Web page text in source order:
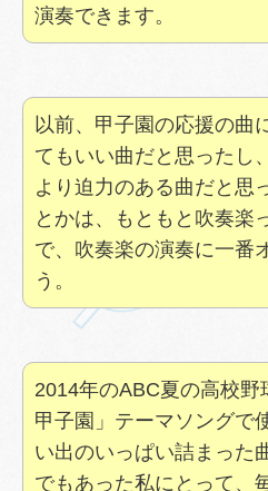
演奏できます。
以前、甲子園の応援の曲
てもいい曲だと思ったし
より迫力のある曲だと思
とかは、もともと吹奏楽
で、吹奏楽の演奏に一番
う。
2014年のABC夏の高校野
甲子園」テーマソングで
い出のいっぱい詰まった
でもあった私にとって、